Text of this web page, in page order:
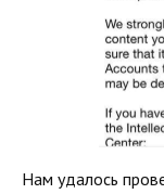
Нам удалось